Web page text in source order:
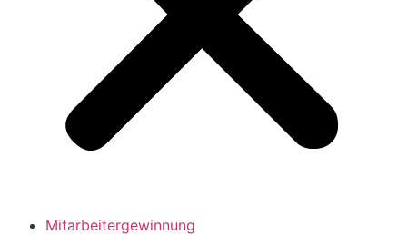
Mitarbeitergewinnung